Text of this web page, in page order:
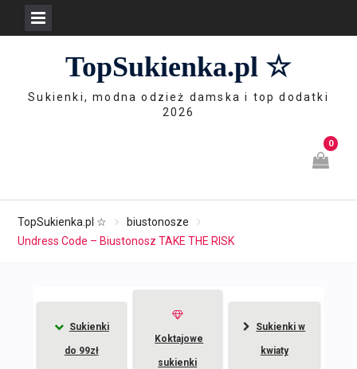
TopSukienka.pl ☆
Sukienki, modna odzież damska i top dodatki
2026
0
TopSukienka.pl ☆
biustonosze
Undress Code – Biustonosz TAKE THE RISK
Sukienki
do 99zł
Koktajowe
sukienki
Sukienki w
kwiaty